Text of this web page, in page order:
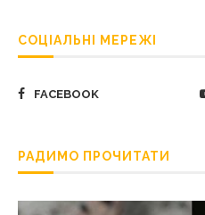
СОЦІАЛЬНІ МЕРЕЖІ
FACEBOOK
РАДИМО ПРОЧИТАТИ